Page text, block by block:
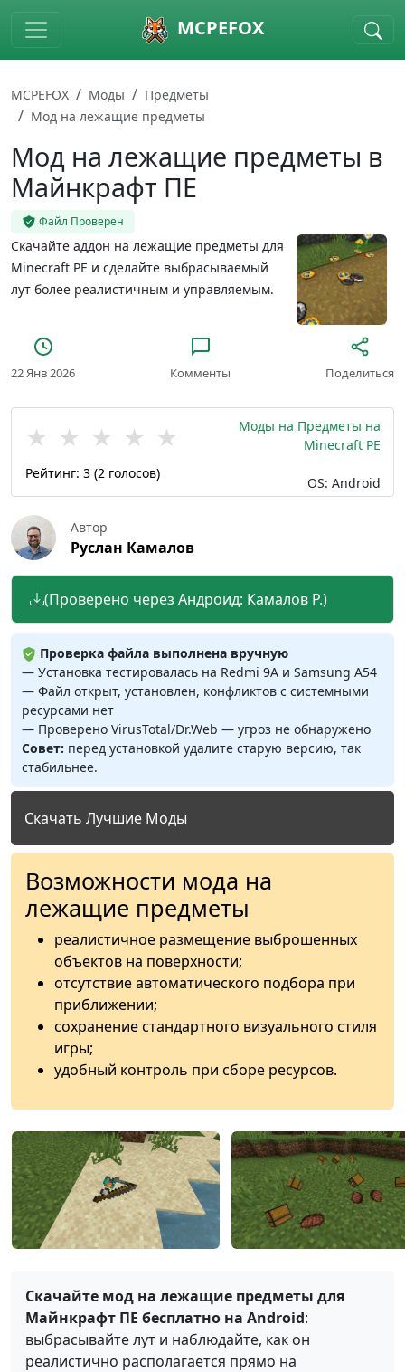
Skip to main content MCPEFOX
MCPEFOX Моды
Предметы
Мод на лежащие предметы
Мод на лежащие предметы в
Майнкрафт ПЕ
Файл Проверен
Скачайте аддон на лежащие предметы для
Minecraft PE и сделайте выбрасываемый
лут более реалистичным и управляемым.
22 Янв 2026 Комменты Поделиться
★ ★ ★ ★ ★
Рейтинг: 3 (2 голосов)
Моды на Предметы на
Minecraft PE
OS: Android
Автор
Руслан Камалов
(Проверено через Андроид: Камалов Р.)
Проверка файла выполнена вручную
— Установка тестировалась на Redmi 9A и Samsung A54
— Файл открыт, установлен, конфликтов с системными
ресурсами нет
— Проверено VirusTotal/Dr.Web — угроз не обнаружено
Совет: перед установкой удалите старую версию, так
стабильнее.
Скачать Лучшие Моды
Возможности мода на
лежащие предметы
реалистичное размещение выброшенных
объектов на поверхности;
отсутствие автоматического подбора при
приближении;
сохранение стандартного визуального стиля
игры;
удобный контроль при сборе ресурсов.
Скачайте мод на лежащие предметы для
Майнкрафт ПЕ бесплатно на Android:
выбрасывайте лут и наблюдайте, как он
реалистично располагается прямо на